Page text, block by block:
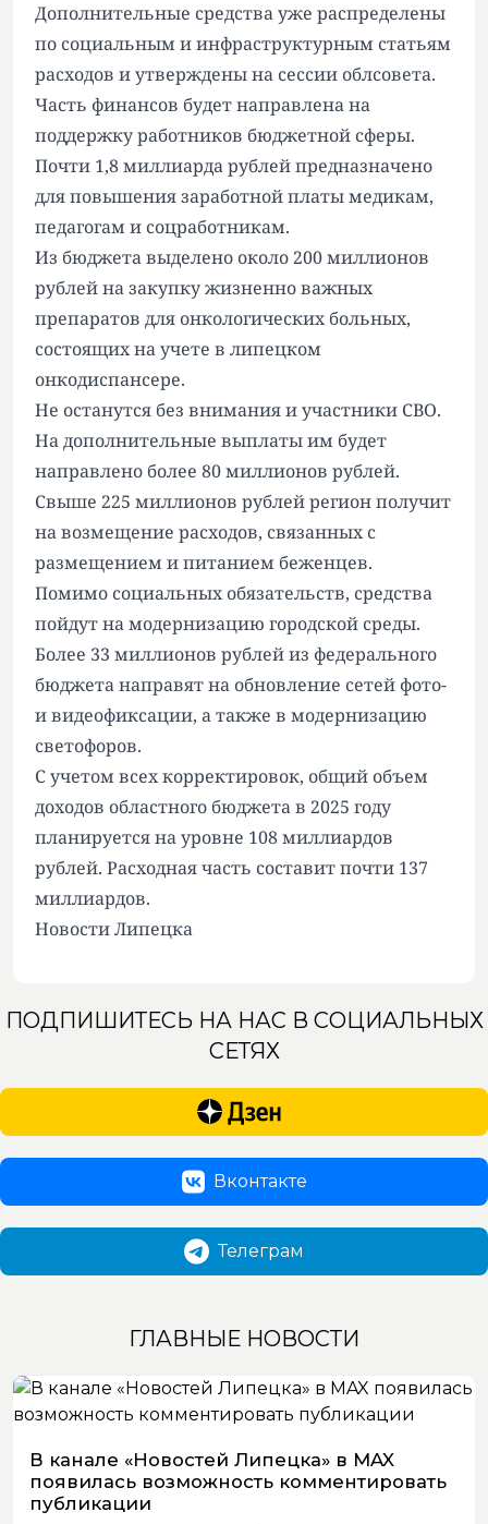
Дополнительные средства уже распределены
по социальным и инфраструктурным статьям
расходов и утверждены на сессии облсовета.
Часть финансов будет направлена на
поддержку работников бюджетной сферы.
Почти 1,8 миллиарда рублей предназначено
для повышения заработной платы медикам,
педагогам и соцработникам.
Из бюджета выделено около 200 миллионов
рублей на закупку жизненно важных
препаратов для онкологических больных,
состоящих на учете в липецком
онкодиспансере.
Не останутся без внимания и участники СВО.
На дополнительные выплаты им будет
направлено более 80 миллионов рублей.
Свыше 225 миллионов рублей регион получит
на возмещение расходов, связанных с
размещением и питанием беженцев.
Помимо социальных обязательств, средства
пойдут на модернизацию городской среды.
Более 33 миллионов рублей из федерального
бюджета направят на обновление сетей фото-
и видеофиксации, а также в модернизацию
светофоров.
С учетом всех корректировок, общий объем
доходов областного бюджета в 2025 году
планируется на уровне 108 миллиардов
рублей. Расходная часть составит почти 137
миллиардов.
Новости Липецка
ПОДПИШИТЕСЬ НА НАС В СОЦИАЛЬНЫХ
СЕТЯХ
Вконтакте
Телеграм
ГЛАВНЫЕ НОВОСТИ
В канале «Новостей Липецка» в MAX
появилась возможность комментировать
публикации